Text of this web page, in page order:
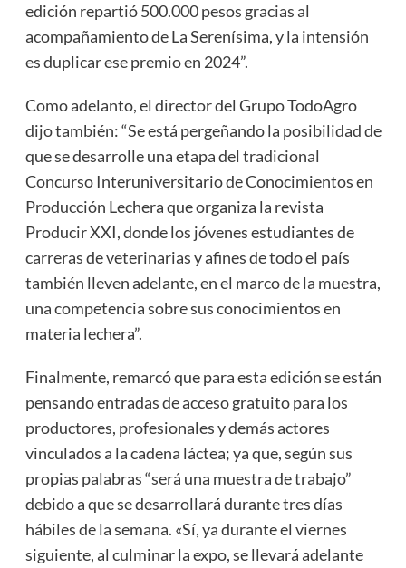
edición repartió 500.000 pesos gracias al
acompañamiento de La Serenísima, y la intensión
es duplicar ese premio en 2024”.
Como adelanto, el director del Grupo TodoAgro
dijo también: “Se está pergeñando la posibilidad de
que se desarrolle una etapa del tradicional
Concurso Interuniversitario de Conocimientos en
Producción Lechera que organiza la revista
Producir XXI, donde los jóvenes estudiantes de
carreras de veterinarias y afines de todo el país
también lleven adelante, en el marco de la muestra,
una competencia sobre sus conocimientos en
materia lechera”.
Finalmente, remarcó que para esta edición se están
pensando entradas de acceso gratuito para los
productores, profesionales y demás actores
vinculados a la cadena láctea; ya que, según sus
propias palabras “será una muestra de trabajo”
debido a que se desarrollará durante tres días
hábiles de la semana. «Sí, ya durante el viernes
siguiente, al culminar la expo, se llevará adelante